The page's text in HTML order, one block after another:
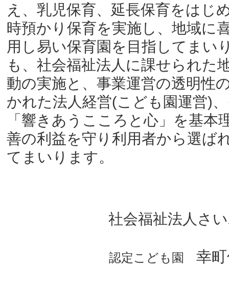
え、乳児保育、延長保育をはじ
時預かり保育を実施し、地域に
用し易い保育園を目指してまい
も、社会福祉法人に課せられた
動の実施と、事業運営の透明性
かれた法人経営(こども園運営)
「響きあうこころと心」を基本
善の利益を守り利用者から選ば
てまいります。
社会福祉法人さ
認定こども園 幸